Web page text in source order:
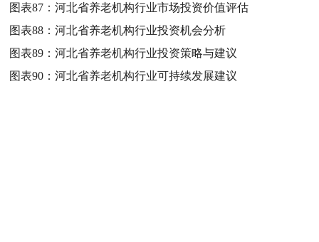
图表87：河北省养老机构行业市场投资价值评估
图表88：河北省养老机构行业投资机会分析
图表89：河北省养老机构行业投资策略与建议
图表90：河北省养老机构行业可持续发展建议